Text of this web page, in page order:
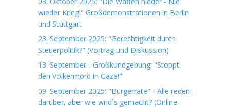
wieder Krieg!" Großdemonstrationen in Berlin
und Stuttgart
23. September 2025: "Gerechtigkeit durch
Steuerpolitik?" (Vortrag und Diskussion)
13. September - Großkundgebung: "Stoppt
den Völkermord in Gaza!"
09. September 2025: "Bürgerräte" - Alle reden
darüber, aber wie wird`s gemacht? (Online-